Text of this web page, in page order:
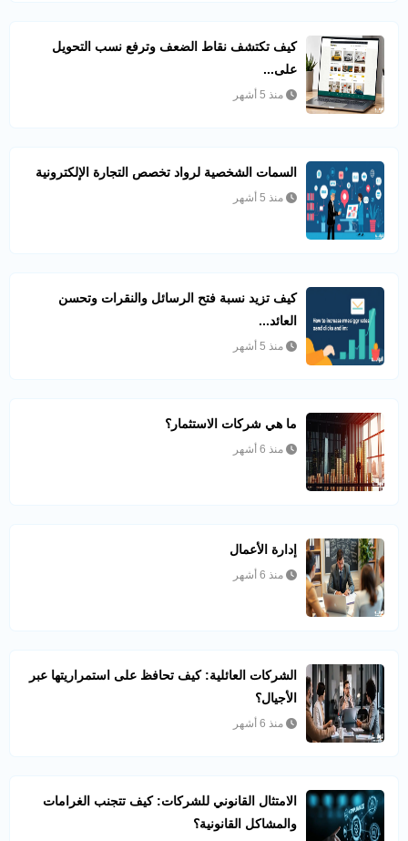
كيف تكتشف نقاط الضعف وترفع نسب التحويل
على...
منذ 5 أشهر
السمات الشخصية لرواد تخصص التجارة الإلكترونية
منذ 5 أشهر
كيف تزيد نسبة فتح الرسائل والنقرات وتحسن
العائد...
منذ 5 أشهر
ما هي شركات الاستثمار؟
منذ 6 أشهر
إدارة الأعمال
منذ 6 أشهر
الشركات العائلية: كيف تحافظ على استمراريتها عبر
الأجيال؟
منذ 6 أشهر
الامتثال القانوني للشركات: كيف تتجنب الغرامات
والمشاكل القانونية؟